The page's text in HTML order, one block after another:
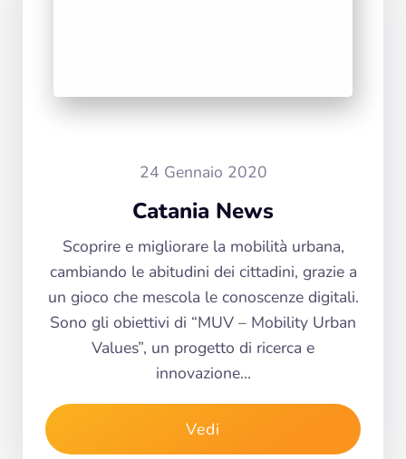
24 Gennaio 2020
Catania News
Scoprire e migliorare la mobilità urbana,
cambiando le abitudini dei cittadini, grazie a
un gioco che mescola le conoscenze digitali.
Sono gli obiettivi di “MUV – Mobility Urban
Values”, un progetto di ricerca e
innovazione…
Vedi